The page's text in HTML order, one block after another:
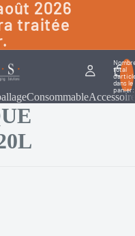
2026
traitée
total
dans le
ConsommableAccessoire